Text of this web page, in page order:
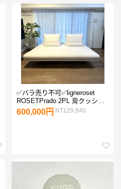
✅バラ売り不可✅ligneroset
ROSETPrado 2PL 背クッショ
ン
600,000円 NT129,840